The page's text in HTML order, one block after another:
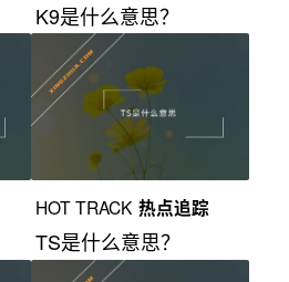
K9是什么意思？
HOT TRACK 热点追踪
TS是什么意思？